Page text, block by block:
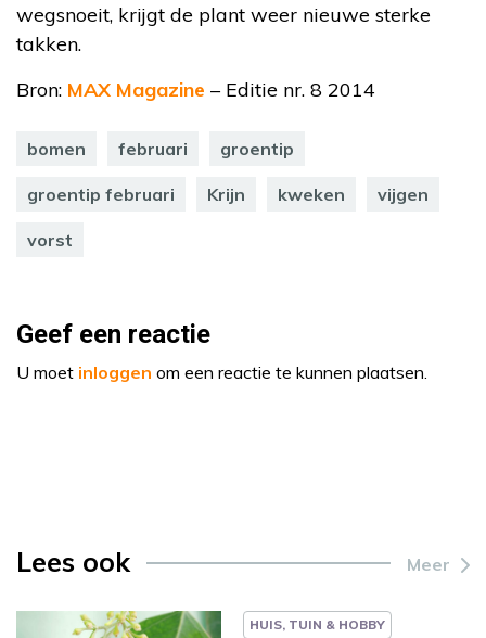
wegsnoeit, krijgt de plant weer nieuwe sterke
takken.
Bron: MAX Magazine – Editie nr. 8 2014
bomen februari groentip
groentip februari Krijn kweken vijgen
vorst
Geef een reactie
U moet inloggen om een reactie te kunnen plaatsen.
Lees ook Meer
HUIS, TUIN & HOBBY